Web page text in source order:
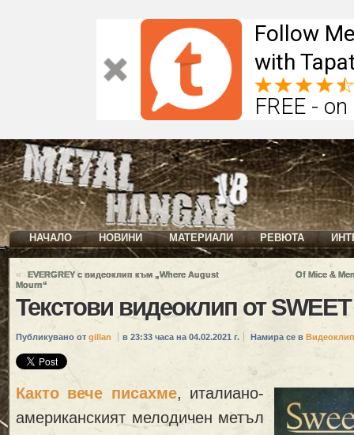
Follow
with
FREE -
НАЧАЛО НОВИНИ МАТЕРИАЛИ РЕВЮТА
«
EVERGREY с видеоклип към „Where August
Mourn“
Of Mice &
Текстови видеоклип от
Публикувано от gillan в 23:33 часа на 04.02.2021 г. Намира се в
Както вече писахме, италиано-
американският мелодичен метъл